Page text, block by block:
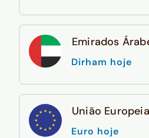
Emirados
Dirham hoje
União Europeia
Euro hoje